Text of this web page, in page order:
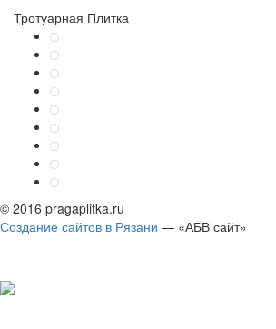
Тротуарная Плитка
© 2016 pragaplitka.ru
Создание сайтов в Рязани — «АБВ сайт»